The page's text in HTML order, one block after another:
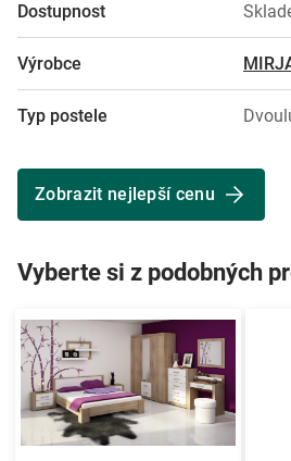
Dostupnost
Výrobce
Typ postele
Zobrazit nejlepší cenu
Vyberte si z podobných